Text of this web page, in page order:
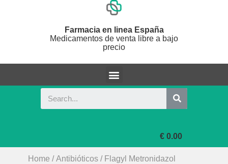
Farmacia en linea España
Medicamentos de venta libre a bajo
precio
€ 0.00
Home / Antibióticos / Flagyl Metronidazol